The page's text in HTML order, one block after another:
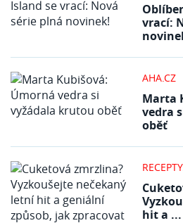
vrací:
AHA.CZ
Marta
vedra
oběť
hit a ...